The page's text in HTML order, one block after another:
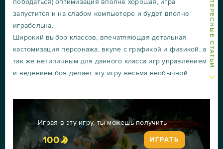
ИНТЕРЕСНЫЕ СТАТЬИ
запустится и на слабом компьютере и будет вполне
играбельна.
Широкий выбор классов, впечатляющая детальная
кастомизация персонажа, вкупе с графикой и физикой, а
так же нетипичным для данного класса игр управлением
и ведением боя делает эту игру весьма необычной.
Играя в эту игру, ты можешь получить
100 ИГРАТЬ